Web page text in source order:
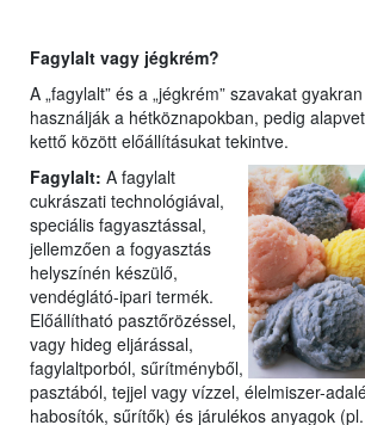
Fagylalt vagy jégkrém?
A „fagylalt” és a „jégkrém” szavakat
használják a hétköznapokban, pedig
kettő között előállításukat tekintve.
Fagylalt: A fagylalt
cukrászati technológiával,
speciális fagyasztással,
jellemzően a fogyasztás
helyszínén készülő,
vendéglátó-ipari termék.
Előállítható pasztőrözéssel,
vagy hideg eljárással,
fagylaltporból, sűrítményből,
pasztából, tejjel vagy vízzel, élelmiszer-
habosítók, sűrítők) és járulékos anyagok